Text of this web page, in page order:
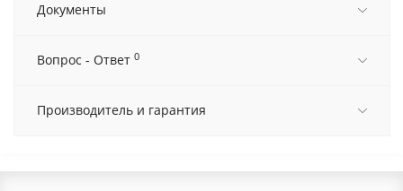
Документы
Вопрос - Ответ 0
Производитель и гарантия